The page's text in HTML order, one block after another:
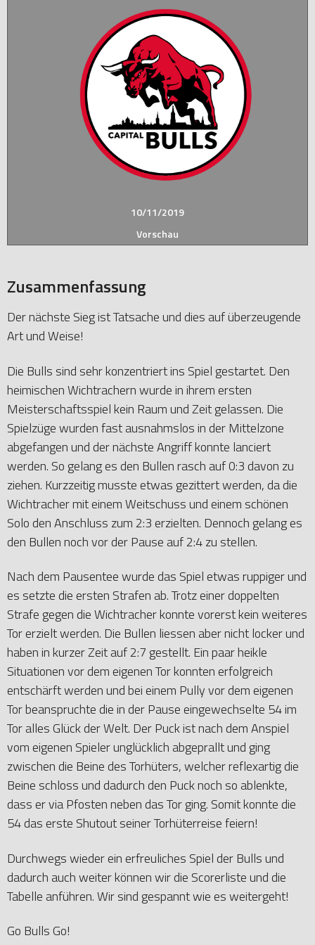
10/11/2019
Vorschau
Zusammenfassung
Der nächste Sieg ist Tatsache und dies auf überzeugende
Art und Weise!
Die Bulls sind sehr konzentriert ins Spiel gestartet. Den
heimischen Wichtrachern wurde in ihrem ersten
Meisterschaftsspiel kein Raum und Zeit gelassen. Die
Spielzüge wurden fast ausnahmslos in der Mittelzone
abgefangen und der nächste Angriff konnte lanciert
werden. So gelang es den Bullen rasch auf 0:3 davon zu
ziehen. Kurzzeitig musste etwas gezittert werden, da die
Wichtracher mit einem Weitschuss und einem schönen
Solo den Anschluss zum 2:3 erzielten. Dennoch gelang es
den Bullen noch vor der Pause auf 2:4 zu stellen.
Nach dem Pausentee wurde das Spiel etwas ruppiger und
es setzte die ersten Strafen ab. Trotz einer doppelten
Strafe gegen die Wichtracher konnte vorerst kein weiteres
Tor erzielt werden. Die Bullen liessen aber nicht locker und
haben in kurzer Zeit auf 2:7 gestellt. Ein paar heikle
Situationen vor dem eigenen Tor konnten erfolgreich
entschärft werden und bei einem Pully vor dem eigenen
Tor beanspruchte die in der Pause eingewechselte 54 im
Tor alles Glück der Welt. Der Puck ist nach dem Anspiel
vom eigenen Spieler unglücklich abgeprallt und ging
zwischen die Beine des Torhüters, welcher reflexartig die
Beine schloss und dadurch den Puck noch so ablenkte,
dass er via Pfosten neben das Tor ging. Somit konnte die
54 das erste Shutout seiner Torhüterreise feiern!
Durchwegs wieder ein erfreuliches Spiel der Bulls und
dadurch auch weiter können wir die Scorerliste und die
Tabelle anführen. Wir sind gespannt wie es weitergeht!
Go Bulls Go!